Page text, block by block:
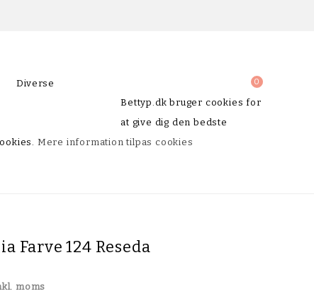
0
Diverse
Bettyp.dk bruger cookies for
at give dig den bedste
Mere informationtilpas cookies
Farve 124 Reseda
moms